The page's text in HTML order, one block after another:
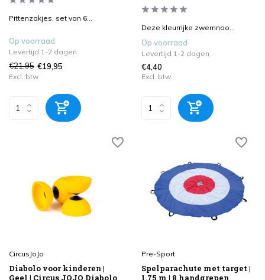
Pittenzakjes, set van 6...
Op voorraad
Levertijd 1-2 dagen
€21,95 €19,95
Excl. btw
Deze kleurrijke zwemnoo...
Op voorraad
Levertijd 1-2 dagen
€4,40
Excl. btw
CircusJoJo
Diabolo voor kinderen |
Geel | Circus JOJO Diabolo
Pre-Sport
Spelparachute met target |
1.75 m | 8 handgrepen